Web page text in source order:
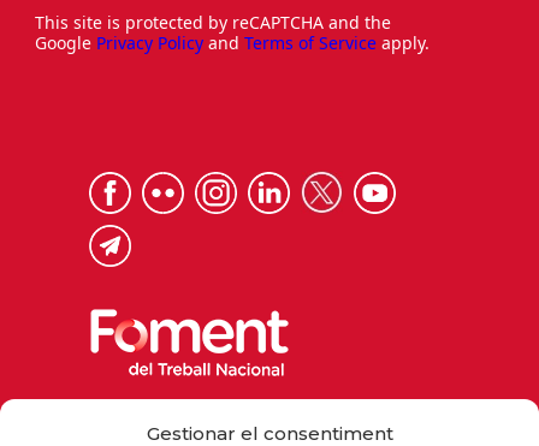
Gestionar el consentiment
Accepto el tractament de les meves dades
personals per a la finalitat anteriorment
This site is protected by reCAPTCHA and the
GooglePrivacy Policyand Terms of Service